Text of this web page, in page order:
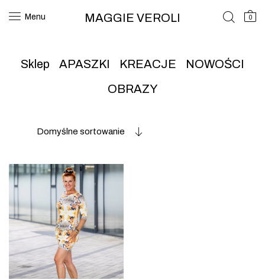
Menu MAGGIE VEROLI 0
Sklep APASZKI KREACJE
NOWOŚCI
OBRAZY
Domyślne sortowanie